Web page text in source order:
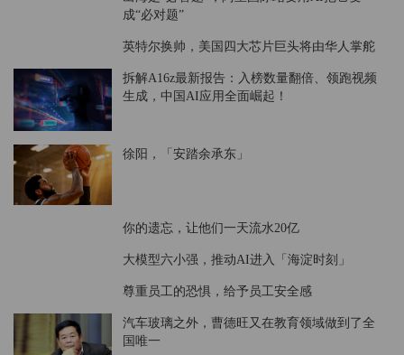
特斯拉股票连续下跌七周，华尔街收你们来了
“不加班”、“反内卷”：事情可能没有那么简单
英特尔换帅，美国四大芯片巨头将由华人掌舵
徐阳，「安踏余承东」
你的遗忘，让他们一天流水20亿